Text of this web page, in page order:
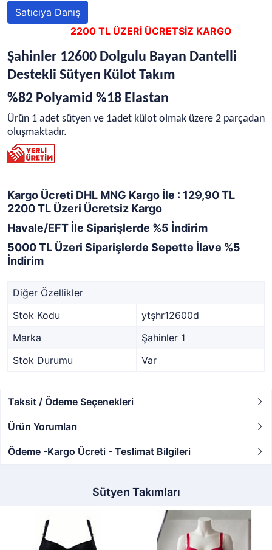
Satıcıya Danış
2200 TL ÜZERİ ÜCRETSİZ KARGO
Şahinler 12600 Dolgulu Bayan Dantelli
Destekli Sütyen Külot Takım
%82 Polyamid %18 Elastan
Ürün 1 adet sütyen ve 1adet külot olmak üzere 2 parçadan
oluşmaktadır.
Kargo Ücreti DHL MNG Kargo İle : 129,90 TL
2200 TL Üzeri Ücretsiz Kargo
Havale/EFT İle Siparişlerde %5 İndirim
5000 TL Üzeri Siparişlerde Sepette İlave %5
İndirim
Diğer Özellikler
Stok Kodu
ytşhr12600d
Marka
Şahinler 1
Stok Durumu
Var
Taksit / Ödeme Seçenekleri
Ürün Yorumları
Ödeme -Kargo Ücreti - Teslimat Bilgileri
Sütyen Takımları